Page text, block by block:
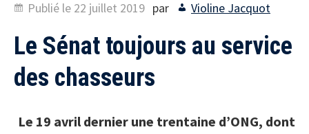
Publié le 22 juillet 2019 par Violine Jacquot
Le Sénat toujours au service
des chasseurs
Le 19 avril dernier une trentaine d’ONG, dont